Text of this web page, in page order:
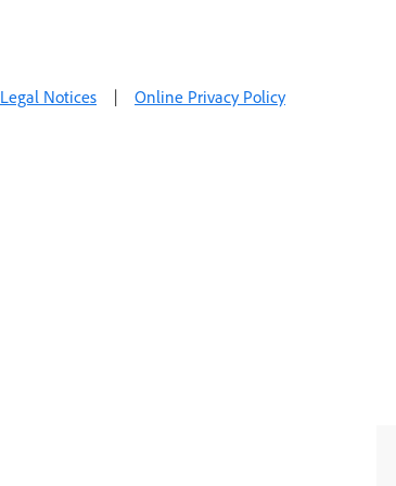
Legal Notices | Online Privacy Policy